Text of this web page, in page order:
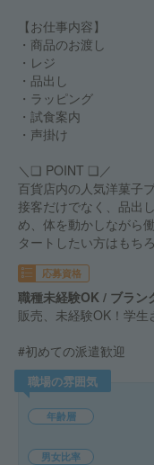
【お仕事内容】
・商品のお渡し
・レジ
・品出し
・ラッピング
・試食案内
・声掛け
＼❏ POINT ❏／
百貨店内の人気洋菓子
接客だけでなく、品出
め、体を動かしながら
タートしたい方はもち
応募資格
職種未経験OK / ブラン
販売、未経験OK！学生
#初めての派遣歓迎
職場の雰囲気
年齢層
男女比率